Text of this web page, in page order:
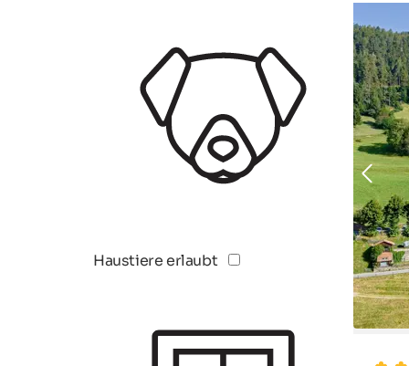
Haustiere erlaubt